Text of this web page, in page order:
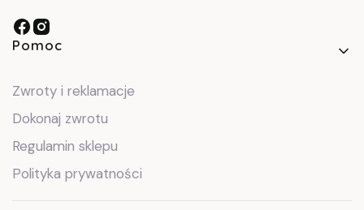
Linki w stopce
Pomoc
Zwroty i reklamacje
Dokonaj zwrotu
Regulamin sklepu
Polityka prywatności